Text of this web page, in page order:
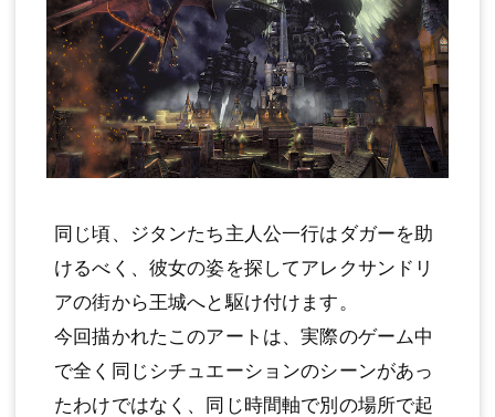
同じ頃、ジタンたち主人公一行はダガーを助
けるべく、彼女の姿を探してアレクサンドリ
アの街から王城へと駆け付けます。
今回描かれたこのアートは、実際のゲーム中
で全く同じシチュエーションのシーンがあっ
たわけではなく、同じ時間軸で別の場所で起